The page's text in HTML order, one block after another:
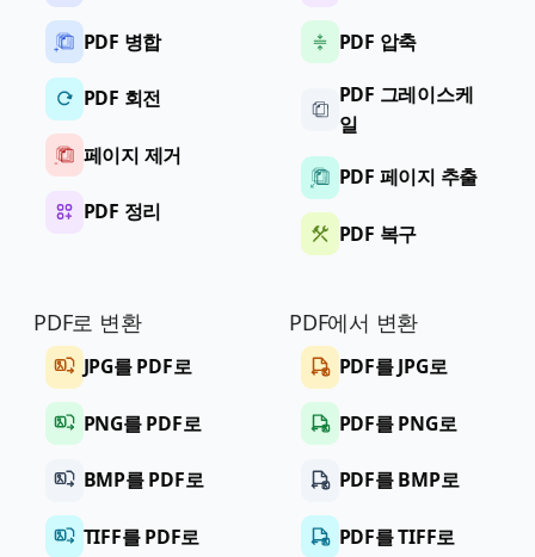
PDF 병합
PDF 회전
페이지 제거
PDF 정리
PDF 압축
PDF 그레이스케
일
PDF 페이지 추출
PDF 복구
PDF로 변환
JPG를 PDF로
PNG를 PDF로
BMP를 PDF로
TIFF를 PDF로
PDF에서 변환
PDF를 JPG로
PDF를 PNG로
PDF를 BMP로
PDF를 TIFF로